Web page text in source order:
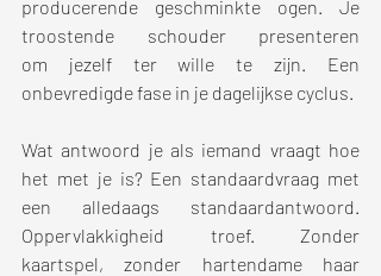
producerende geschminkte ogen. Je
troostende schouder presenteren
om jezelf ter wille te zijn. Een
onbevredigde fase in je dagelijkse cyclus.
Wat antwoord je als iemand vraagt hoe
het met je is? Een standaardvraag met
een alledaags standaardantwoord.
Oppervlakkigheid troef. Zonder
kaartspel, zonder hartendame haar